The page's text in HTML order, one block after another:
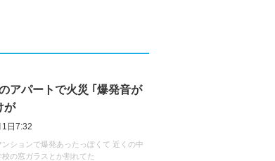
アパートで火災 ｢爆発音が
が
日7:32
ンションで爆発あったっぽくて 近くの中
校の窓ガラスとか割れてた